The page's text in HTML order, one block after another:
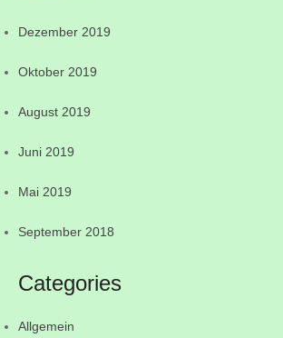
Dezember 2019
Oktober 2019
August 2019
Juni 2019
Mai 2019
September 2018
Categories
Allgemein